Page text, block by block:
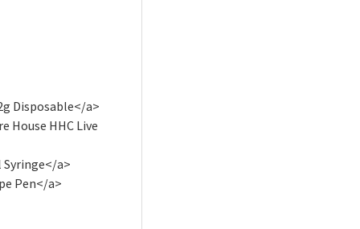
Disposable</a>
HHC Live
a>
Pen</a>